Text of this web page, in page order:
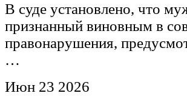
В суде установлено, что
признанный виновным в
правонарушения,
…
Июн 23 2026